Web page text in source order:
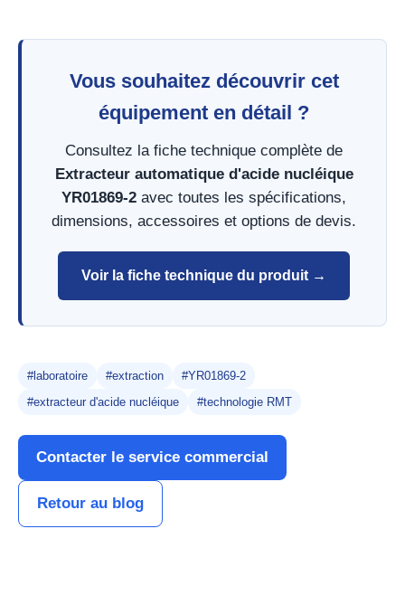
Vous souhaitez découvrir cet
équipement en détail ?
Consultez la fiche technique complète de
Extracteur automatique d'acide nucléique
YR01869-2 avec toutes les spécifications,
dimensions, accessoires et options de devis.
Voir la fiche technique du produit →
#laboratoire #extraction
#YR01869-2
#extracteur d'acide nucléique
#technologie RMT
Contacter le service commercial
Retour au blog